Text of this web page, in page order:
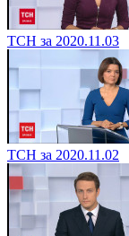
ТСН за 2020.11.03
ТСН за 2020.11.02